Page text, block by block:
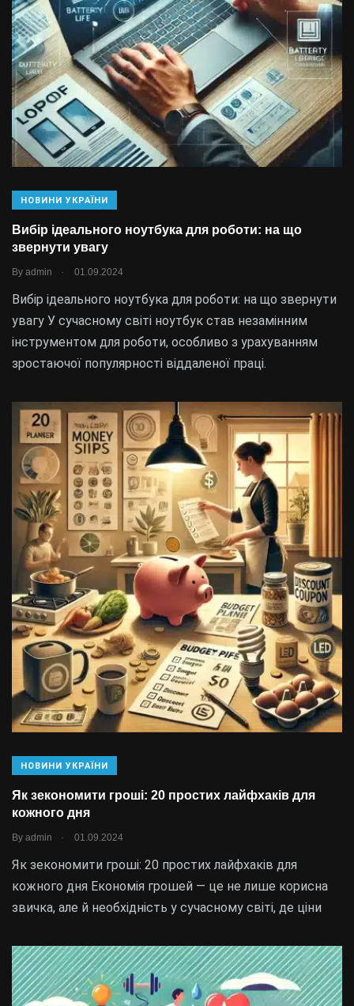
НОВИНИ УКРАЇНИ
Вибір ідеального ноутбука для роботи: на що
звернути увагу
By admin . 01.09.2024
Вибір ідеального ноутбука для роботи: на що звернути
увагу У сучасному світі ноутбук став незамінним
інструментом для роботи, особливо з урахуванням
зростаючої популярності віддаленої праці.
НОВИНИ УКРАЇНИ
Як зекономити гроші: 20 простих лайфхаків для
кожного дня
By admin . 01.09.2024
Як зекономити гроші: 20 простих лайфхаків для
кожного дня Економія грошей — це не лише корисна
звичка, але й необхідність у сучасному світі, де ціни